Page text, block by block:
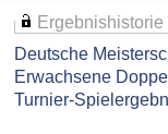
Deutsche
Erwachsene
Turnier-